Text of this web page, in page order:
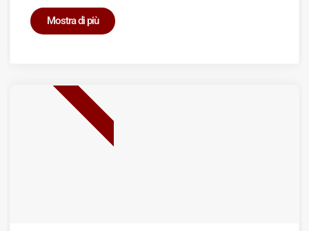
Mostra di più
BEST SELLER